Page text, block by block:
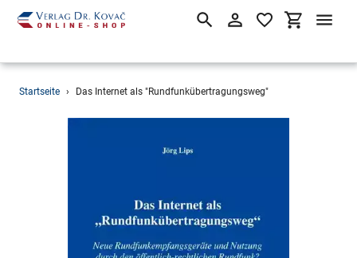
Direkt
SuchenEinloggen
Startseite › Das Internet als "Rundfunkübertragungsweg"